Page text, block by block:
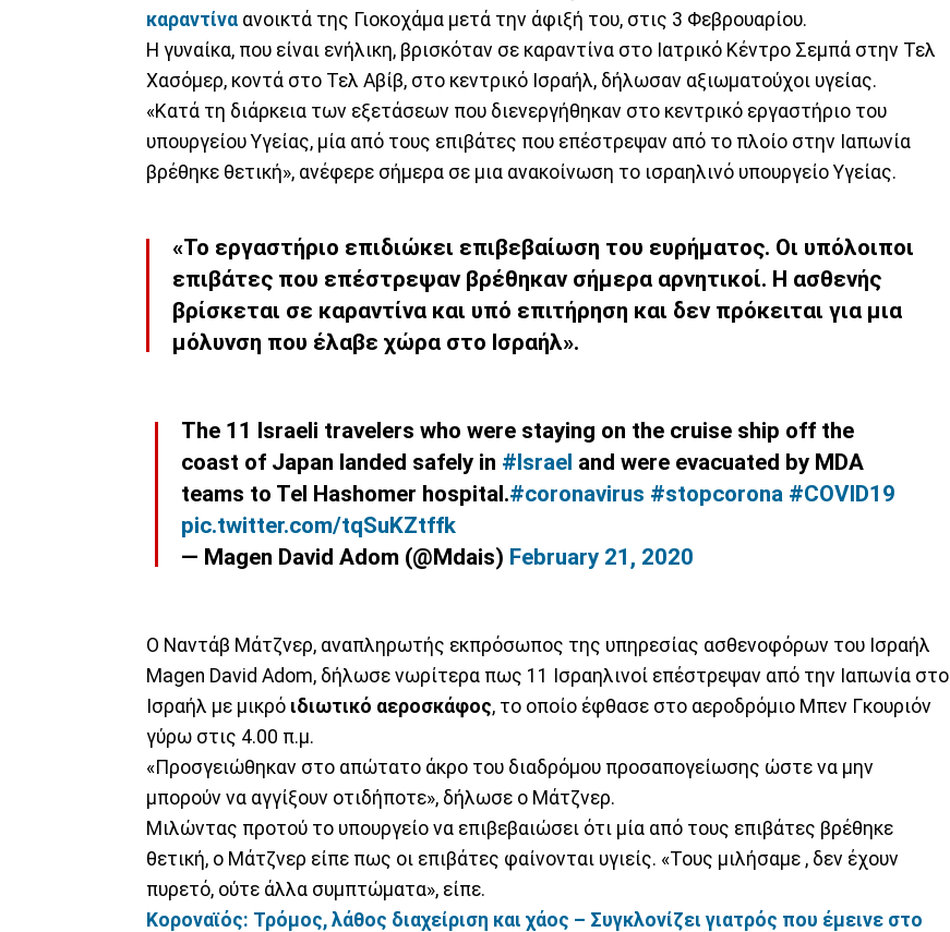
καραντίνα ανοικτά της Γιοκοχάμα μετά την άφιξή του, στις 3 Φεβρουαρίου.
Η γυναίκα, που είναι ενήλικη, βρισκόταν σε καραντίνα στο Ιατρικό Κέντρο Σεμπά στην Τελ
Χασόμερ, κοντά στο Τελ Αβίβ, στο κεντρικό Ισραήλ, δήλωσαν αξιωματούχοι υγείας.
«Κατά τη διάρκεια των εξετάσεων που διενεργήθηκαν στο κεντρικό εργαστήριο του
υπουργείου Υγείας, μία από τους επιβάτες που επέστρεψαν από το πλοίο στην Ιαπωνία
βρέθηκε θετική», ανέφερε σήμερα σε μια ανακοίνωση το ισραηλινό υπουργείο Υγείας.
«Το εργαστήριο επιδιώκει επιβεβαίωση του ευρήματος. Οι υπόλοιποι
επιβάτες που επέστρεψαν βρέθηκαν σήμερα αρνητικοί. Η ασθενής
βρίσκεται σε καραντίνα και υπό επιτήρηση και δεν πρόκειται για μια
μόλυνση που έλαβε χώρα στο Ισραήλ».
The 11 Israeli travelers who were staying on the cruise ship off the
coast of Japan landed safely in #Israel and were evacuated by MDA
teams to Tel Hashomer hospital.#coronavirus #stopcorona #COVID19
pic.twitter.com/tqSuKZtffk
— Magen David Adom (@Mdais) February 21, 2020
Ο Ναντάβ Μάτζνερ, αναπληρωτής εκπρόσωπος της υπηρεσίας ασθενοφόρων του Ισραήλ
Magen David Adom, δήλωσε νωρίτερα πως 11 Ισραηλινοί επέστρεψαν από την Ιαπωνία στο
Ισραήλ με μικρό ιδιωτικό αεροσκάφος, το οποίο έφθασε στο αεροδρόμιο Μπεν Γκουριόν
γύρω στις 4.00 π.μ.
«Προσγειώθηκαν στο απώτατο άκρο του διαδρόμου προσαπογείωσης ώστε να μην
μπορούν να αγγίξουν οτιδήποτε», δήλωσε ο Μάτζνερ.
Μιλώντας προτού το υπουργείο να επιβεβαιώσει ότι μία από τους επιβάτες βρέθηκε
θετική, ο Μάτζνερ είπε πως οι επιβάτες φαίνονται υγιείς. «Τους μιλήσαμε , δεν έχουν
πυρετό, ούτε άλλα συμπτώματα», είπε.
Κοροναϊός: Τρόμος, λάθος διαχείριση και χάος – Συγκλονίζει γιατρός που έμεινε στο